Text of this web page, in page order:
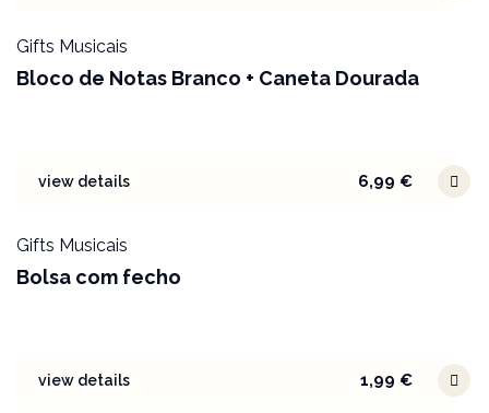
Gifts Musicais
Bloco de Notas Branco + Caneta Dourada
view details 6,99 €
Gifts Musicais
Bolsa com fecho
view details 1,99 €